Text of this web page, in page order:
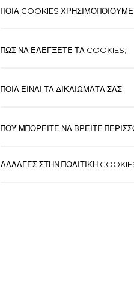
ΠΟΙΑ COOKIES
ΠΩΣ ΝΑ ΕΛΕΓΞΕΤΕ ΤΑ COOKIES;
ΠΟΙΑ ΕΙΝΑΙ ΤΑ ΔΙΚΑΙΩΜΑΤΑ ΣΑΣ;
ΠΟΎ ΜΠΟΡΕΙΤΕ ΝΑ ΒΡΕΙΤΕ
ΑΛΛΑΓΕΣ ΣΤΗΝ ΠΟΛΙΤΙΚΗ